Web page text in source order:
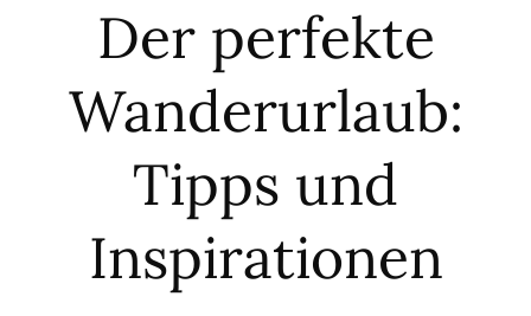
Der perfekte
Wanderurlaub:
Tipps und
Inspirationen